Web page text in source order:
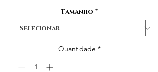
Tamanho *
Quantidade *